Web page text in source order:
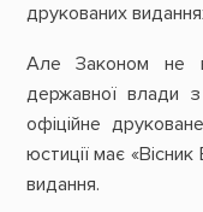
друкованих
Але Законом не
державної влади
офіційне
юстиції має
видання.